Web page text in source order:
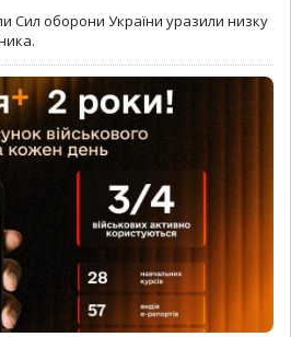
Сил оборони України уразили низку